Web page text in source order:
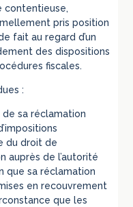
contentieuse,
pris position
fait au regard d’un
des dispositions
fiscales.
:
de sa réclamation
du droit de
auprès de l’autorité
que sa réclamation
en recouvrement
que les